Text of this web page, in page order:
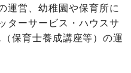
運営、幼稚園や保育所に
ターサービス・ハウスサ
保育士養成講座等）の運